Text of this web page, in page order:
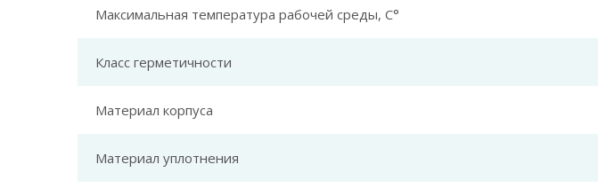
Максимальная температура рабочей среды, С°
Класс герметичности
Материал корпуса
Материал уплотнения